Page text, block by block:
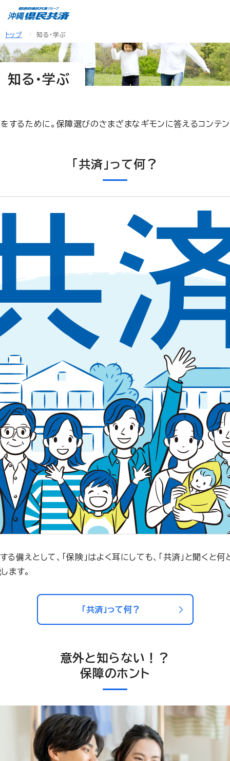
トップ 知る・学ぶ
知る・学ぶ
するために。保障選びのさまざまなギモンに答えるコンテ
「共済」って何？
備えとして、「保険」はよく耳にしても、「共済」と聞くと
ます。
「共済」って何？
意外と知らない！？
保障のホント